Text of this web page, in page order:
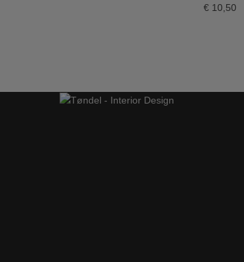
€10,50